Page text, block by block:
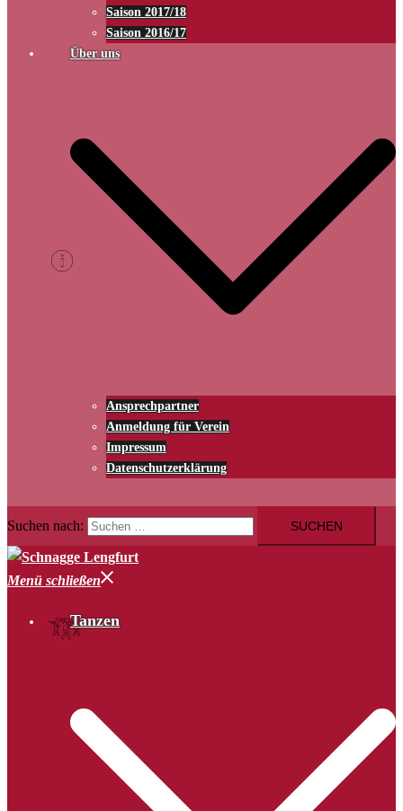
Saison 2017/18
Saison 2016/17
Über uns
Ansprechpartner
Anmeldung für Verein
Impressum
Datenschutzerklärung
Suchen nach:
Menü schließen
Tanzen